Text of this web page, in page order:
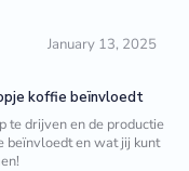
January 13, 2025
koffie beïnvloedt
te drijven en de productie
beïnvloedt en wat jij kunt